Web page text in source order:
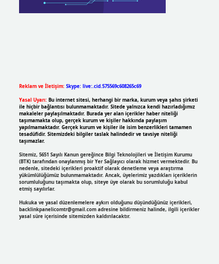
Reklam ve İletişim: Skype: live:.cid.575569c608265c69
Yasal Uyarı: Bu internet sitesi, herhangi bir marka, kurum veya şahıs şirketi
ile hiçbir bağlantısı bulunmamaktadır. Sitede yalnızca kendi hazırladığımız
makaleler paylaşılmaktadır. Burada yer alan içerikler haber niteliği
taşımamakta olup, gerçek kurum ve kişiler hakkında paylaşım
yapılmamaktadır. Gerçek kurum ve kişiler ile isim benzerlikleri tamamen
tesadüfidir. Sitemizdeki bilgiler taslak halindedir ve tavsiye niteliği
taşımazlar.
Sitemiz, 5651 Sayılı Kanun gereğince Bilgi Teknolojileri ve İletişim Kurumu
(BTK) tarafından onaylanmış bir Yer Sağlayıcı olarak hizmet vermektedir. Bu
nedenle, sitedeki içerikleri proaktif olarak denetleme veya araştırma
yükümlülüğümüz bulunmamaktadır. Ancak, üyelerimiz yazdıkları içeriklerin
sorumluluğunu taşımakta olup, siteye üye olarak bu sorumluluğu kabul
etmiş sayılırlar.
Hukuka ve yasal düzenlemelere aykırı olduğunu düşündüğünüz içerikleri,
backlinkpanelicomtr@gmail.comadresine bildirmeniz halinde, ilgili içerikler
yasal süre içerisinde sitemizden kaldırılacaktır.